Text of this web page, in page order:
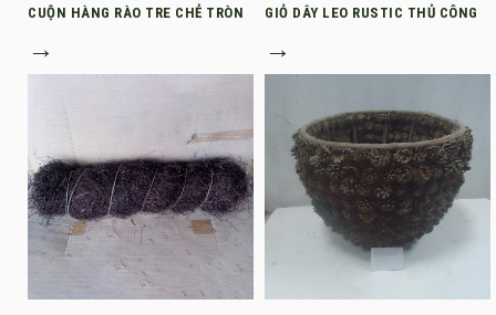
CUỘN HÀNG RÀO TRE CHẺ TRÒN
→
GIỎ DÂY LEO RUSTIC THỦ CÔNG
→